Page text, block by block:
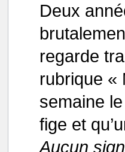
Deux
regarde
rubrique «
semaine
fige et
Aucun